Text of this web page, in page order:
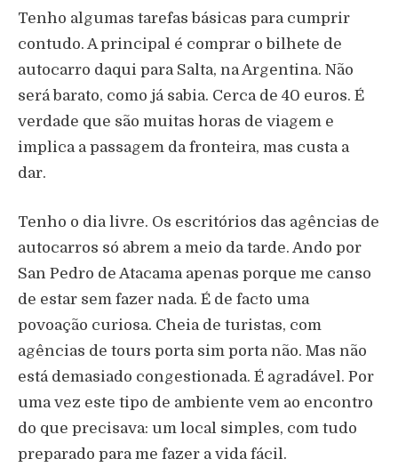
Tenho algumas tarefas básicas para cumprir
contudo. A principal é comprar o bilhete de
autocarro daqui para Salta, na Argentina. Não
será barato, como já sabia. Cerca de 40 euros. É
verdade que são muitas horas de viagem e
implica a passagem da fronteira, mas custa a
dar.
Tenho o dia livre. Os escritórios das agências de
autocarros só abrem a meio da tarde. Ando por
San Pedro de Atacama apenas porque me canso
de estar sem fazer nada. É de facto uma
povoação curiosa. Cheia de turistas, com
agências de tours porta sim porta não. Mas não
está demasiado congestionada. É agradável. Por
uma vez este tipo de ambiente vem ao encontro
do que precisava: um local simples, com tudo
preparado para me fazer a vida fácil.